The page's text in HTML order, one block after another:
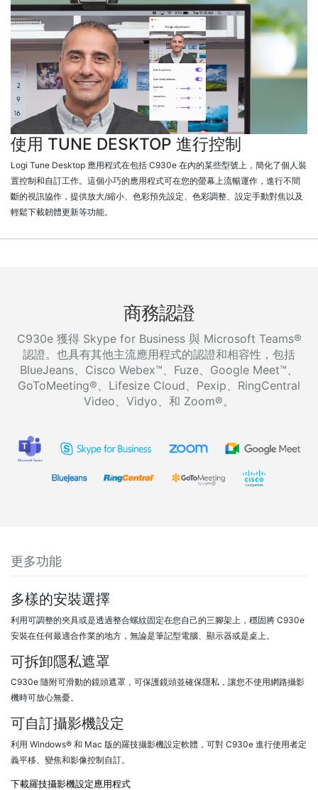
使用 TUNE DESKTOP 進行控制
Logi Tune Desktop 應用程式在包括 C930e 在內的某些型號上，簡化了個人裝
置控制和自訂工作。這個小巧的應用程式可在您的螢幕上流暢運作，進行不間
斷的視訊協作，提供放大/縮小、色彩預先設定、色彩調整、設定手動對焦以及
輕鬆下載韌體更新等功能。
商務認證
C930e 獲得 Skype for Business 與 Microsoft Teams®
認證。也具有其他主流應用程式的認證和相容性，包括
BlueJeans、Cisco Webex™、Fuze、Google Meet™、
GoToMeeting®、Lifesize Cloud、Pexip、RingCentral
Video、Vidyo、和 Zoom®。
更多功能
多樣的安裝選擇
利用可調整的夾具或是透過整合螺紋固定在您自己的三腳架上，穩固將 C930e
安裝在任何最適合作業的地方，無論是筆記型電腦、顯示器或是桌上。
可拆卸隱私遮罩
C930e 隨附可滑動的鏡頭遮罩，可保護鏡頭並確保隱私，讓您不使用網路攝影
機時可放心無憂。
可自訂攝影機設定
利用 Windows® 和 Mac 版的羅技攝影機設定軟體，可對 C930e 進行使用者定
義平移、變焦和影像控制自訂。
下載羅技攝影機設定應用程式